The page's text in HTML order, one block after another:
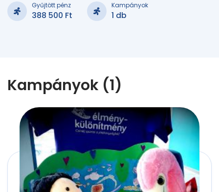
Gyűjtött pénz
388 500 Ft
Kampányok
1 db
Kampányok (1)